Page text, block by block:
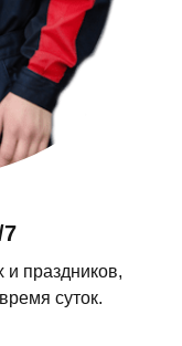
праздников,
суток.